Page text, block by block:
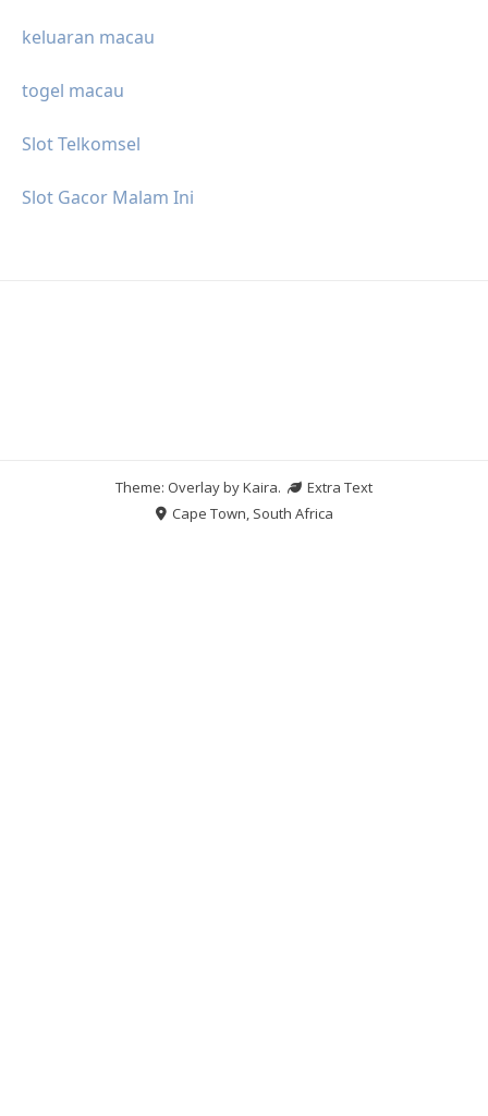
keluaran macau
togel macau
Slot Telkomsel
Slot Gacor Malam Ini
Theme: Overlay byKaira.
Extra Text
Cape Town, South Africa